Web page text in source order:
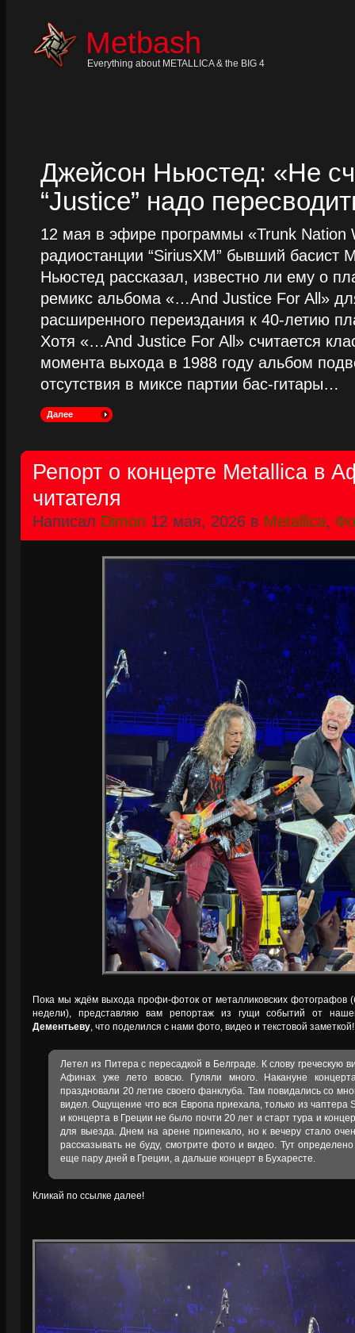
Metbash
Everything about METALLICA & the BIG 4
Джейсон Ньюстед: «Не
“Justice” надо
12 мая в эфире программы «Trunk Nation
радиостанции “SiriusXM” бывший басист
Ньюстед рассказал, известно ли ему о
ремикс альбома «…And Justice For All»
расширенного переиздания к 40-летию
Хотя «…And Justice For All» считается
момента выхода в 1988 году альбом
отсутствия в миксе партии бас-гитары…
Далее
Репорт о концерте Metallica в
читателя
Написал Dimon 12 мая, 2026 в Metallica,
Пока мы ждём выхода профи-фоток от металликовских фотографов
недели), представляю вам репортаж из гущи событий от
Дементьеву, что поделился с нами фото, видео и текстовой заметкой!
Летел из Питера с пересадкой в Белграде. К слову греческую
Афинах уже лето вовсю. Гуляли много. Накануне
праздновали 20 летие своего фанклуба. Там повидались со
видел. Ощущение что вся Европа приехала, только из чаптера
и концерта в Греции не было почти 20 лет и старт тура и
для выезда. Днем на арене припекало, но к вечеру стало
рассказывать не буду, смотрите фото и видео. Тут
еще пару дней в Греции, а дальше концерт в Бухаресте.
Кликай по ссылке далее!